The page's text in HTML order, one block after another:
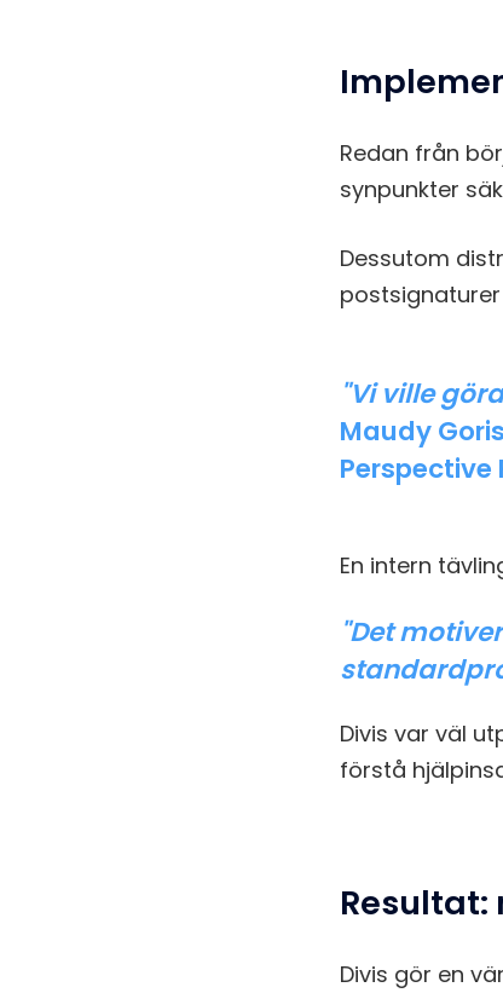
Redan från
synpunkter
Dessutom
"Vi ville
Maudy
Perspective
En intern
"Det
Divis var väl
förstå
Resultat:
Divis gör en